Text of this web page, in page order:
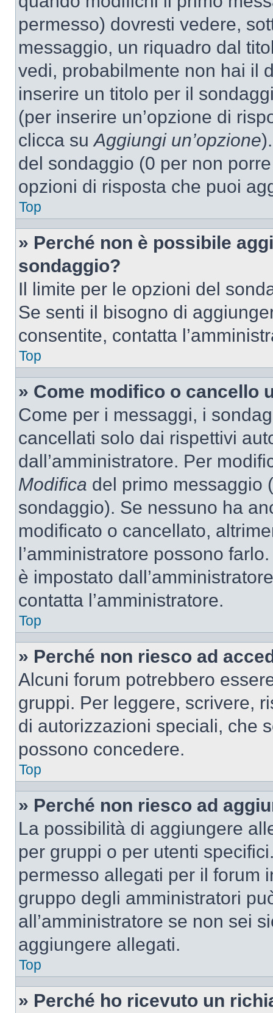
permesso) dovresti vedere,
messaggio, un riquadro dal
vedi, probabilmente non hai il
inserire un titolo per il
(per inserire un’opzione di
clicca suAggiungi un’opzione
del sondaggio (0 per non
opzioni di risposta che puoi
Top
» Perché non è possibile
sondaggio?
Il limite per le opzioni del
Se senti il bisogno di
consentite, contatta
Top
» Come modifico o cancello
Come per i messaggi, i
cancellati solo dai rispettivi
dall’amministratore. Per
Modifica del primo messaggio
sondaggio). Se nessuno ha
modificato o cancellato,
l’amministratore possono
è impostato
contatta l’amministratore.
Top
» Perché non riesco ad
Alcuni forum potrebbero
gruppi. Per leggere, scrivere,
di autorizzazioni speciali, che
possono concedere.
Top
» Perché non riesco ad
La possibilità di aggiungere
per gruppi o per utenti
permesso allegati per il forum
gruppo degli amministratori
all’amministratore se non sei
aggiungere allegati.
Top
» Perché ho ricevuto un